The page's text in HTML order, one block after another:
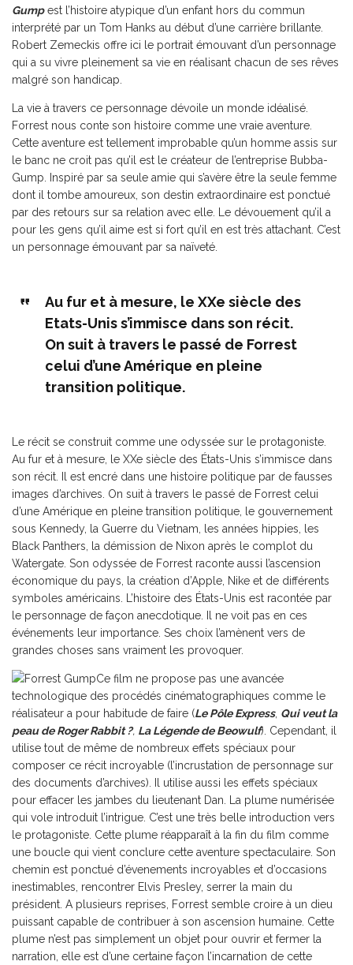
Gumpest l’histoire atypique d’un enfant hors du commun
interprété par un Tom Hanks au début d’une carrière brillante.
Robert Zemeckis offre ici le portrait émouvant d’un personnage
qui a su vivre pleinement sa vie en réalisant chacun de ses rêves
malgré son handicap.
La vie à travers ce personnage dévoile un monde idéalisé.
Forrest nous conte son histoire comme une vraie aventure.
Cette aventure est tellement improbable qu’un homme assis sur
le banc ne croit pas qu’il est le créateur de l’entreprise Bubba-
Gump. Inspiré par sa seule amie qui s’avère être la seule femme
dont il tombe amoureux, son destin extraordinaire est ponctué
par des retours sur sa relation avec elle. Le dévouement qu’il a
pour les gens qu’il aime est si fort qu’il en est très attachant. C’est
un personnage émouvant par sa naïveté.
Au fur et à mesure, le XXe siècle des
Etats-Unis s’immisce dans son récit.
On suit à travers le passé de Forrest
celui d’une Amérique en pleine
transition politique.
Le récit se construit comme une odyssée sur le protagoniste.
Au fur et à mesure, le XXe siècle des États-Unis s’immisce dans
son récit. Il est encré dans une histoire politique par de fausses
images d’archives. On suit à travers le passé de Forrest celui
d’une Amérique en pleine transition politique, le gouvernement
sous Kennedy, la Guerre du Vietnam, les années hippies, les
Black Panthers, la démission de Nixon après le complot du
Watergate. Son odyssée de Forrest raconte aussi l’ascension
économique du pays, la création d’Apple, Nike et de différents
symboles américains. L’histoire des États-Unis est racontée par
le personnage de façon anecdotique. Il ne voit pas en ces
événements leur importance. Ses choix l’amènent vers de
grandes choses sans vraiment les provoquer.
Ce film ne propose pas une avancée
technologique des procédés cinématographiques comme le
réalisateur a pour habitude de faire (Le Pôle Express, Qui veut la
peau de Roger Rabbit ?, La Légende de Beowulf). Cependant, il
utilise tout de même de nombreux effets spéciaux pour
composer ce récit incroyable (l’incrustation de personnage sur
des documents d’archives). Il utilise aussi les effets spéciaux
pour effacer les jambes du lieutenant Dan. La plume numérisée
qui vole introduit l’intrigue. C’est une très belle introduction vers
le protagoniste. Cette plume réapparaît à la fin du film comme
une boucle qui vient conclure cette aventure spectaculaire. Son
chemin est ponctué d’évenements incroyables et d’occasions
inestimables, rencontrer Elvis Presley, serrer la main du
président. A plusieurs reprises, Forrest semble croire à un dieu
puissant capable de contribuer à son ascension humaine. Cette
plume n’est pas simplement un objet pour ouvrir et fermer la
narration, elle est d’une certaine façon l’incarnation de cette